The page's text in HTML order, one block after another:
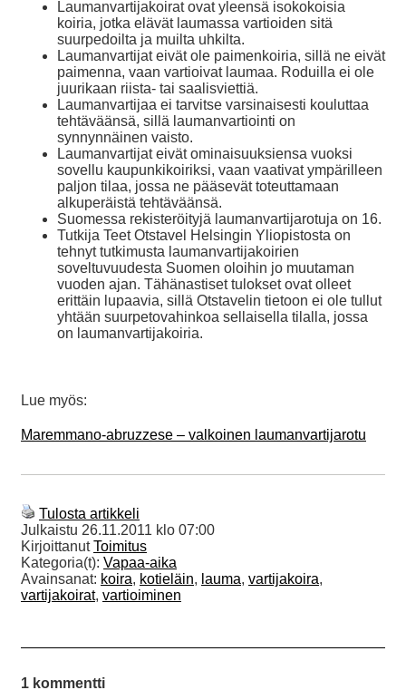
Laumanvartijakoirat ovat yleensä isokokoisia
koiria, jotka elävät laumassa vartioiden sitä
suurpedoilta ja muilta uhkilta.
Laumanvartijat eivät ole paimenkoiria, sillä ne eivät
paimenna, vaan vartioivat laumaa. Roduilla ei ole
juurikaan riista- tai saalisviettiä.
Laumanvartijaa ei tarvitse varsinaisesti kouluttaa
tehtäväänsä, sillä laumanvartiointi on
synnynnäinen vaisto.
Laumanvartijat eivät ominaisuuksiensa vuoksi
sovellu kaupunkikoiriksi, vaan vaativat ympärilleen
paljon tilaa, jossa ne pääsevät toteuttamaan
alkuperäistä tehtäväänsä.
Suomessa rekisteröityjä laumanvartijarotuja on 16.
Tutkija Teet Otstavel Helsingin Yliopistosta on
tehnyt tutkimusta laumanvartijakoirien
soveltuvuudesta Suomen oloihin jo muutaman
vuoden ajan. Tähänastiset tulokset ovat olleet
erittäin lupaavia, sillä Otstavelin tietoon ei ole tullut
yhtään suurpetovahinkoa sellaisella tilalla, jossa
on laumanvartijakoiria.
Lue myös:
Maremmano-abruzzese – valkoinen laumanvartijarotu
Tulosta artikkeli
Julkaistu 26.11.2011 klo 07:00
KirjoittanutToimitus
Kategoria(t): Vapaa-aika
Avainsanat: koira, kotieläin, lauma, vartijakoira,
vartijakoirat, vartioiminen
1 kommentti